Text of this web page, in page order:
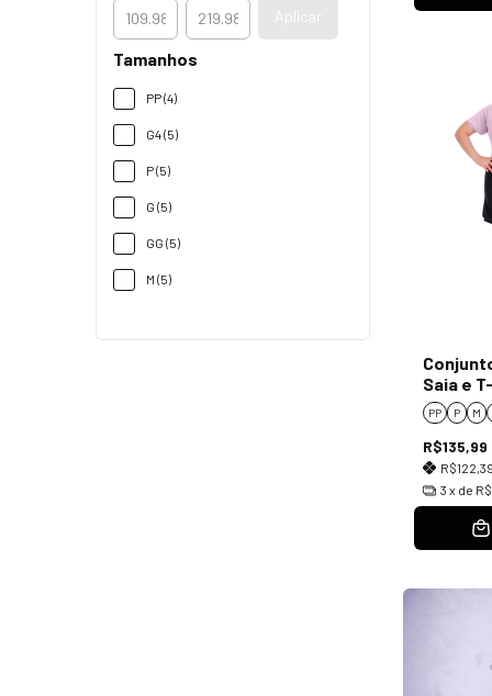
Aplicar
Tamanhos
PP (4)
G4 (5)
P (5)
G (5)
GG (5)
M (5)
Saia e
PP P M
R$135,99
R$122,39
3 x de